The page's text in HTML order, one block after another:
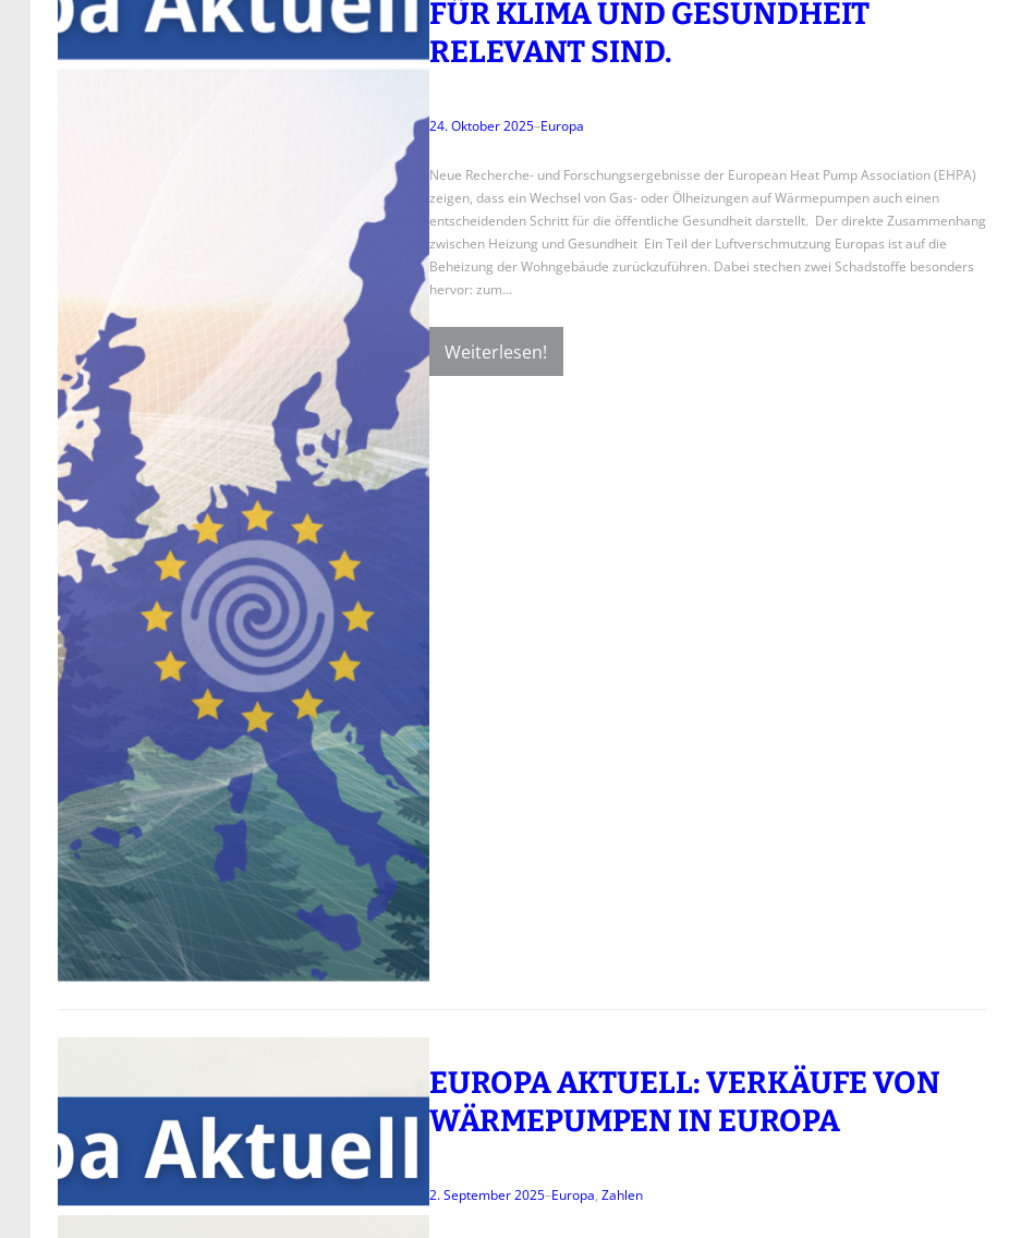
FÜR KLIMA UND GESUNDHEIT
RELEVANT SIND.
24. Oktober 2025–Europa
Neue Recherche- und Forschungsergebnisse der European Heat Pump Association (EHPA)
zeigen, dass ein Wechsel von Gas- oder Ölheizungen auf Wärmepumpen auch einen
entscheidenden Schritt für die öffentliche Gesundheit darstellt. Der direkte Zusammenhang
zwischen Heizung und Gesundheit Ein Teil der Luftverschmutzung Europas ist auf die
Beheizung der Wohngebäude zurückzuführen. Dabei stechen zwei Schadstoffe besonders
hervor: zum…
Weiterlesen!
EUROPA AKTUELL: VERKÄUFE VON
WÄRMEPUMPEN IN EUROPA
2. September 2025–Europa, Zahlen